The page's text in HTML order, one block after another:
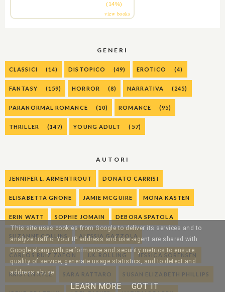
(14%)
view books
GENERI
CLASSICI (14) DISTOPICO (49) EROTICO (4)
FANTASY (159) HORROR (8) NARRATIVA (245)
PARANORMAL ROMANCE (10) ROMANCE (95)
THRILLER (147) YOUNG ADULT (57)
AUTORI
JENNIFER L. ARMENTROUT DONATO CARRISI
ELISABETTA GNONE JAMIE MCGUIRE MONA KASTEN
ERIN WATT SOPHIE JOMAIN DEBORA SPATOLA
SUZANNE COLLINS ALESSIA GAZZOLA
CARLOS RUIZ ZAFON J.K. ROLLING JESSICA SORENSEN
KRISTEN KYLE SARA RATTARO SUSAN ELIZABETH PHILLIPS
This site uses cookies from Google to deliver its services and to
analyze traffic. Your IP address and user-agent are shared with
Google along with performance and security metrics to ensure
quality of service, generate usage statistics, and to detect and
address abuse.
LEARN MORE GOT IT